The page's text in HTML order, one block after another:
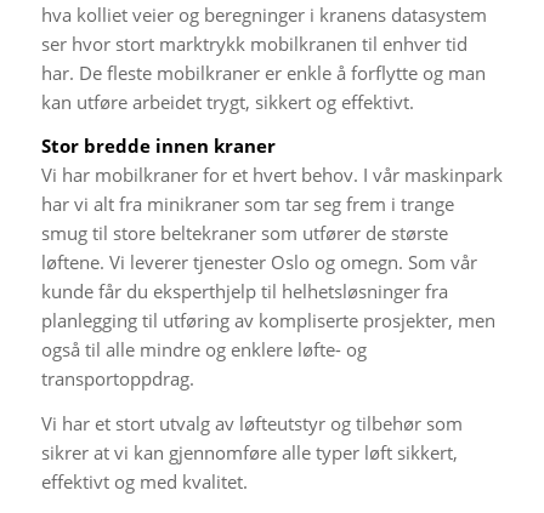
hva kolliet veier og beregninger i kranens datasystem
ser hvor stort marktrykk mobilkranen til enhver tid
har. De fleste mobilkraner er enkle å forflytte og man
kan utføre arbeidet trygt, sikkert og effektivt.
Stor bredde innen kraner
Vi har mobilkraner for et hvert behov. I vår maskinpark
har vi alt fra minikraner som tar seg frem i trange
smug til store beltekraner som utfører de største
løftene. Vi leverer tjenester Oslo og omegn. Som vår
kunde får du eksperthjelp til helhetsløsninger fra
planlegging til utføring av kompliserte prosjekter, men
også til alle mindre og enklere løfte- og
transportoppdrag.
Vi har et stort utvalg av løfteutstyr og tilbehør som
sikrer at vi kan gjennomføre alle typer løft sikkert,
effektivt og med kvalitet.